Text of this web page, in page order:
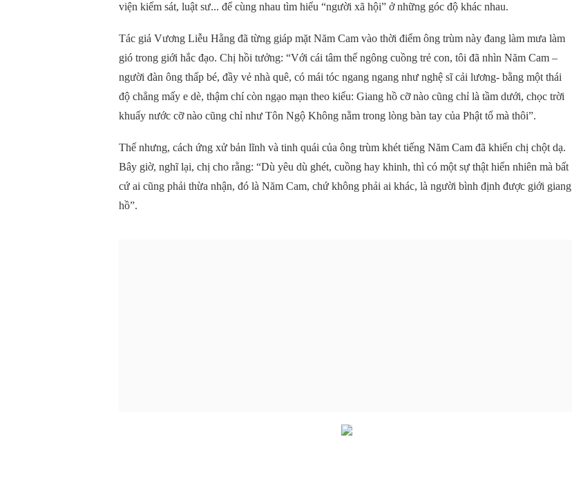
viện kiểm sát, luật sư... để cùng nhau tìm hiểu “người xã hội” ở những góc độ khác nhau.
Tác giả Vương Liễu Hằng đã từng giáp mặt Năm Cam vào thời điểm ông trùm này đang làm mưa làm
gió trong giới hắc đạo. Chị hồi tưởng: “Với cái tâm thế ngông cuồng trẻ con, tôi đã nhìn Năm Cam –
người đàn ông thấp bé, đầy vẻ nhà quê, có mái tóc ngang ngang như nghệ sĩ cải lương- bằng một thái
độ chẳng mấy e dè, thậm chí còn ngạo mạn theo kiểu: Giang hồ cỡ nào cũng chỉ là tầm dưới, chọc trời
khuấy nước cỡ nào cũng chỉ như Tôn Ngộ Không nằm trong lòng bàn tay của Phật tổ mà thôi”.
Thế nhưng, cách ứng xử bản lĩnh và tinh quái của ông trùm khét tiếng Năm Cam đã khiến chị chột dạ.
Bây giờ, nghĩ lại, chị cho rằng: “Dù yêu dù ghét, cuồng hay khinh, thì có một sự thật hiển nhiên mà bất
cứ ai cũng phải thừa nhận, đó là Năm Cam, chứ không phải ai khác, là người bình định được giới giang
hồ”.